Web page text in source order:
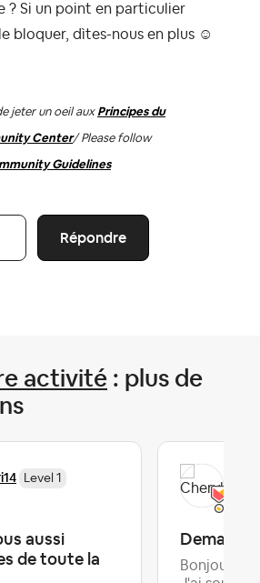
? Si un point en particulier
bloquer, dìtes-nous en plus ☺️
jeter un oeil aux Principes du
Center/ Please follow
Guidelines
Répondre
activité : plus de
Level 1
aussi
de toute la
Bonjour,